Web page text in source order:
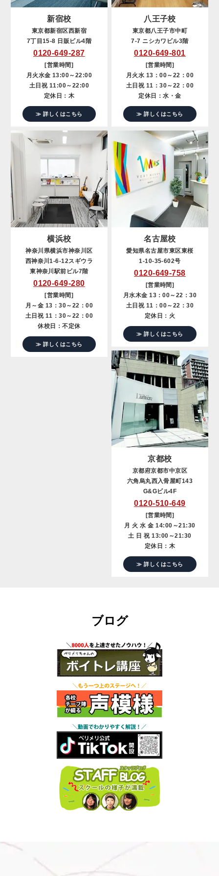
新宿校
東京都新宿区西新宿
7丁目15-8 日販ビル4階
0120-649-287
[営業時間]
月火水金 13:00～22:00
土日祝 11:00～22:00
定休日：木
≫ 詳しくはこちら
八王子校
東京都八王子市中町
7-7 ニシカワビル3階
0120-649-801
[営業時間]
月火水 13：00～22：00
土日祝 11：30～22：00
定休日：水・金
≫ 詳しくはこちら
横浜校
神奈川県横浜市神奈川区
西神奈川1-6-12スギウラ
東神奈川駅前ビル7階
0120-649-280
[営業時間]
月～金 13：30～22：00
土日祝 11：30～22：00
休校日：不定休
≫ 詳しくはこちら
名古屋校
愛知県名古屋市東区東桜
1-10-35-602号
0120-649-758
[営業時間]
月水木金 13：00～22：30
土日祝 11：00～22：30
定休日：火
≫ 詳しくはこちら
京都校
京都府京都市中京区
六角烏丸西入骨屋町143
G&Gビル4F
0120-510-649
[営業時間]
月 火 水 金 14:00～21:30
土 日 祝 13:00～21:30
定休日：木
≫ 詳しくはこちら
ブログ